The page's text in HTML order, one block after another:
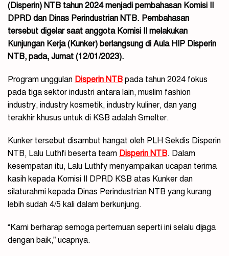
(Disperin) NTB tahun 2024 menjadi pembahasan Komisi II
DPRD dan Dinas Perindustrian NTB. Pembahasan
tersebut digelar saat anggota Komisi II melakukan
Kunjungan Kerja (Kunker) berlangsung di Aula HIP Disperin
NTB, pada, Jumat (12/01/2023).
Program unggulan Disperin NTB pada tahun 2024 fokus
pada tiga sektor industri antara lain, muslim fashion
industry, industry kosmetik, industry kuliner, dan yang
terakhir khusus untuk di KSB adalah Smelter.
Kunker tersebut disambut hangat oleh PLH Sekdis Disperin
NTB, Lalu Luthfi beserta team Disperin NTB. Dalam
kesempatan itu, Lalu Luthfy menyampaikan ucapan terima
kasih kepada Komisi II DPRD KSB atas Kunker dan
silaturahmi kepada Dinas Perindustrian NTB yang kurang
lebih sudah 4/5 kali dalam berkunjung.
“Kami berharap semoga pertemuan seperti ini selalu dijaga
dengan baik,” ucapnya.